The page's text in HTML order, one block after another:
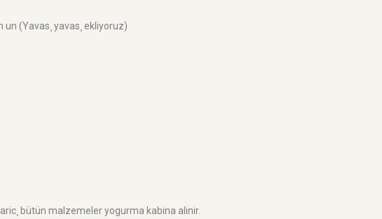
(Yavas¸ yavas¸ ekliyoruz)
bütün malzemeler yogurma kabina alinir.